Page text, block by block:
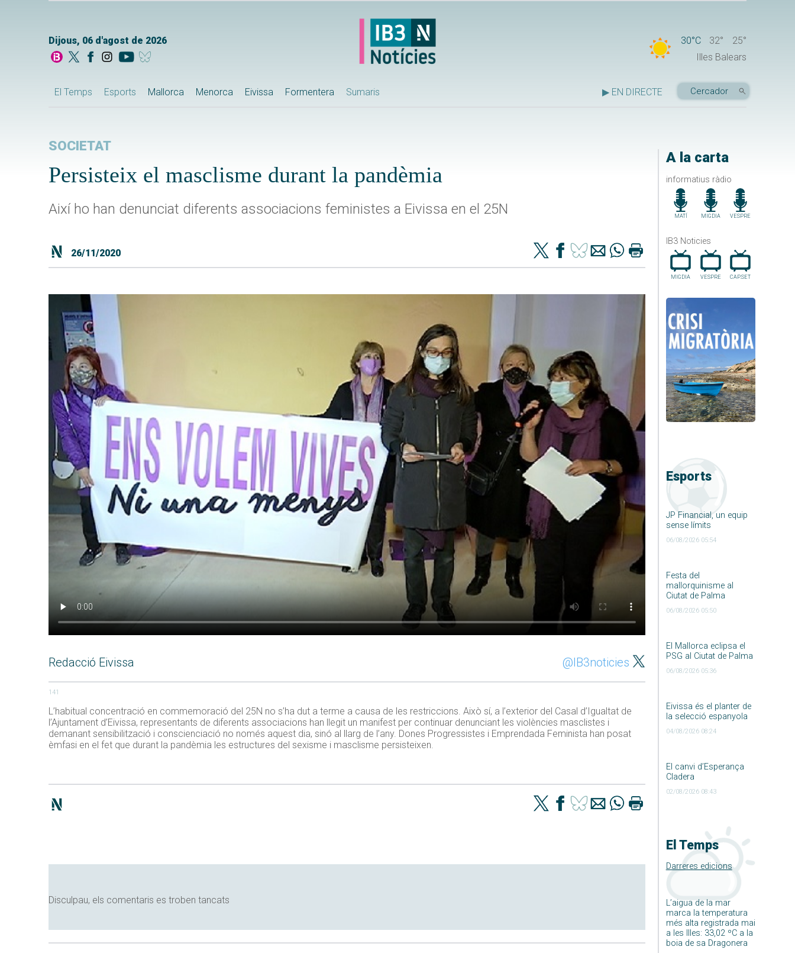
Dijous, 06 d'agost de 2026 30°C 32°
25°
Illes Balears
El Temps Esports Mallorca Menorca Eivissa Formentera Sumaris ▶ EN DIRECTE
A la carta
informatius ràdio
MATÍ MIGDIA VESPRE
IB3 Noticies
MIGDIA VESPRE CAP.SET
Esports
JP Financial, un equip
sense límits
06/08/2026 05:54
Festa del
mallorquinisme al
Ciutat de Palma
06/08/2026 05:50
El Mallorca eclipsa el
PSG al Ciutat de Palma
06/08/2026 05:36
Eivissa és el planter de
la selecció espanyola
04/08/2026 08:24
El canvi d’Esperança
Cladera
02/08/2026 08:43
El Temps
Darreres edicions
L’aigua de la mar
marca la temperatura
més alta registrada mai
a les Illes: 33,02 ºC a la
boia de sa Dragonera
SOCIETAT
Persisteix el masclisme durant la pandèmia
Així ho han denunciat diferents associacions feministes a Eivissa en el 25N
26/11/2020
Redacció Eivissa @IB3noticies
141
L’habitual concentració en commemoració del 25N no s’ha dut a terme a causa de les restriccions. Això sí, a l’exterior del Casal d’Igualtat de
l’Ajuntament d’Eivissa, representants de diferents associacions han llegit un manifest per continuar denunciant les violències masclistes i
demanant sensibilització i conscienciació no només aquest dia, sinó al llarg de l’any. Dones Progressistes i Emprendada Feminista han posat
èmfasi en el fet que durant la pandèmia les estructures del sexisme i masclisme persisteixen.
Disculpau, els comentaris es troben tancats